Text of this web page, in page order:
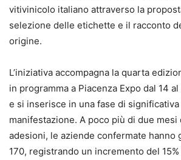
vitivinicolo italiano attraverso la
selezione delle etichette e il racconto
origine.
L’iniziativa accompagna la quarta
in programma a Piacenza Expo dal 14
e si inserisce in una fase di
manifestazione. A poco più di due mesi
adesioni, le aziende confermate hanno
170, registrando un incremento del